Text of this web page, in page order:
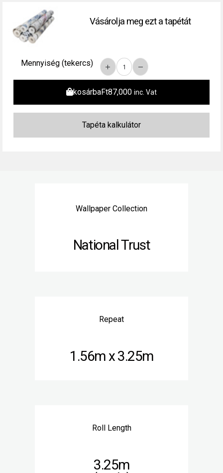
Vásárolja meg ezt a tapétát
Mennyiség (tekercs)
kosárbaFt87,000 inc. Vat
Wallpaper Collection
National Trust
Repeat
1.56m x 3.25m
Roll Length
3.25m